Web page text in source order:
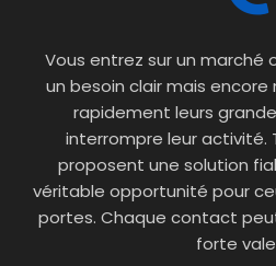
Vous entrez sur un marché
un besoin clair mais
rapidement leurs
interrompre leur activité.
proposent une solution
véritable opportunité pour
portes. Chaque contact
forte